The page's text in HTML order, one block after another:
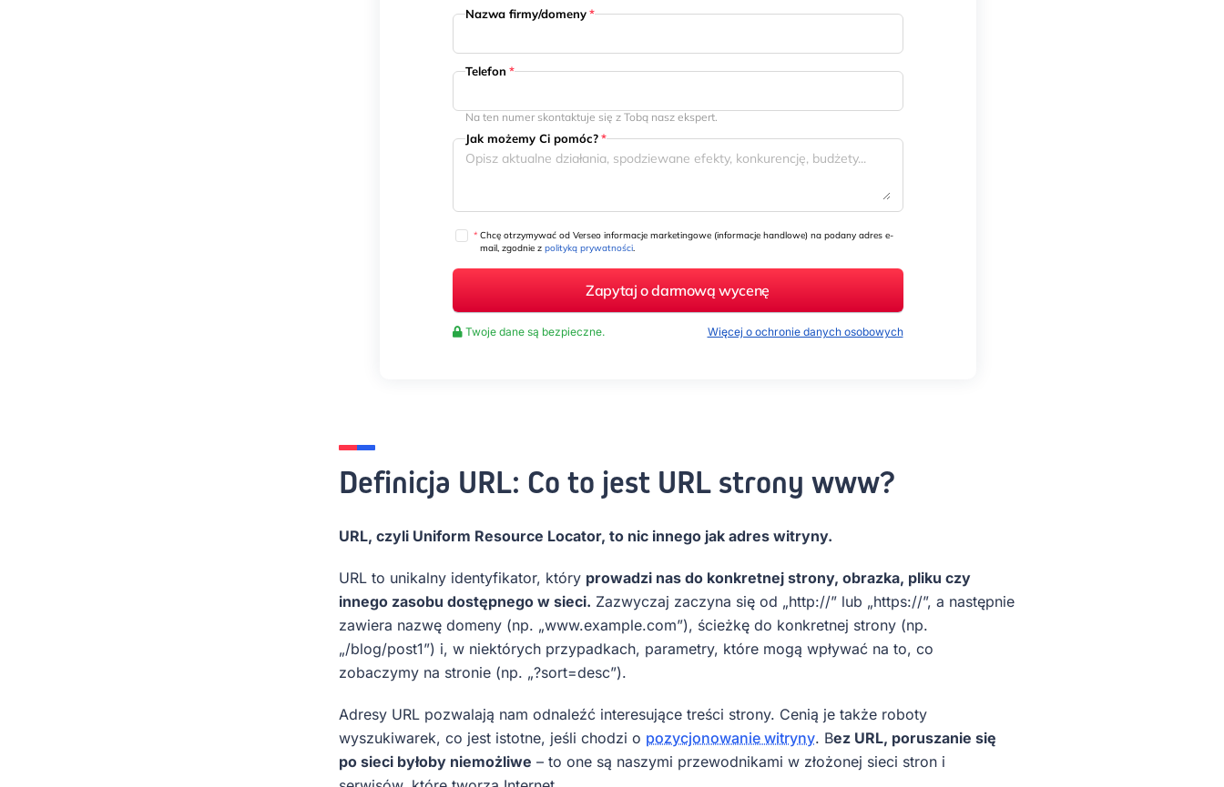
Nazwa firmy/domeny *
Telefon *
Na ten numer skontaktuje się z Tobą nasz ekspert.
Jak możemy Ci pomóc? *
Chcę otrzymywać od Verseo informacje marketingowe (informacje handlowe) na podany adres e-
mail, zgodnie z polityką prywatności.
*
Twoje dane są bezpieczne. Więcej o ochronie danych osobowych
Definicja URL: Co to jest URL strony www?
URL, czyli Uniform Resource Locator, to nic innego jak adres witryny.
URL to unikalny identyfikator, który prowadzi nas do konkretnej strony, obrazka, pliku czy
innego zasobu dostępnego w sieci. Zazwyczaj zaczyna się od „http://” lub „https://”, a następnie
zawiera nazwę domeny (np. „www.example.com”), ścieżkę do konkretnej strony (np.
„/blog/post1”) i, w niektórych przypadkach, parametry, które mogą wpływać na to, co
zobaczymy na stronie (np. „?sort=desc”).
Adresy URL pozwalają nam odnaleźć interesujące treści strony. Cenią je także roboty
wyszukiwarek, co jest istotne, jeśli chodzi o pozycjonowanie witryny. Bez URL, poruszanie się
po sieci byłoby niemożliwe – to one są naszymi przewodnikami w złożonej sieci stron i